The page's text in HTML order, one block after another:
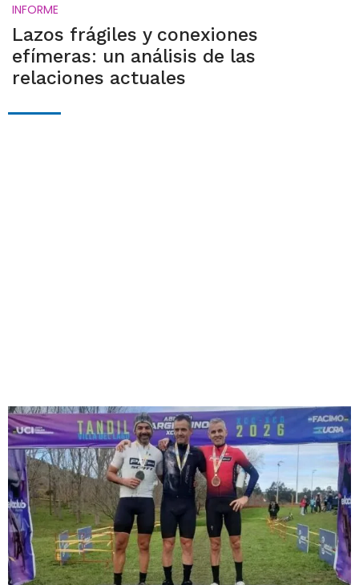
INFORME
Lazos frágiles y conexiones
efímeras: un análisis de las
relaciones actuales